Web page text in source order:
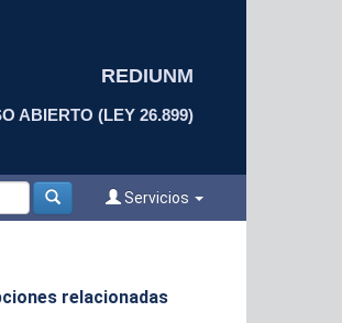
REDIUNM
ABIERTO (LEY 26.899)
Servicios
relacionadas